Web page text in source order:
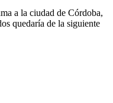
a la ciudad de Córdoba,
quedaría de la siguiente